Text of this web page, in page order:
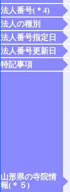
法人番号(＊4)
法人の種別
法人番号指定日
法人番号更新日
特記事項
山形県の寺院情
報(＊５)